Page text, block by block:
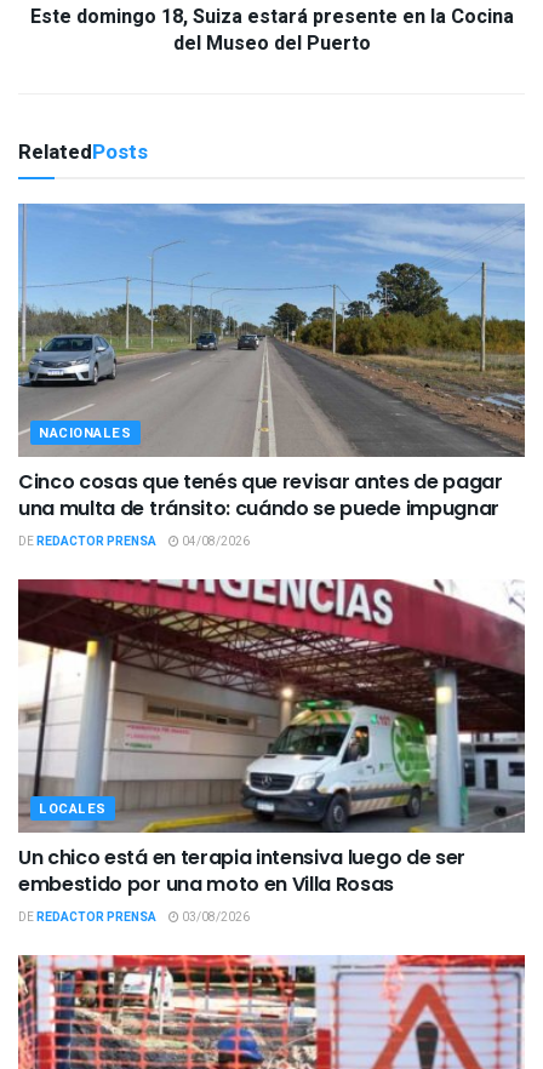
Este domingo 18, Suiza estará presente en la Cocina
del Museo del Puerto
RelatedPosts
NACIONALES
Cinco cosas que tenés que revisar antes de pagar
una multa de tránsito: cuándo se puede impugnar
DEREDACTOR PRENSA 04/08/2026
LOCALES
Un chico está en terapia intensiva luego de ser
embestido por una moto en Villa Rosas
DEREDACTOR PRENSA 03/08/2026